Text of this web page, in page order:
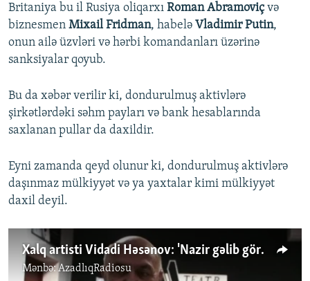
Britaniya bu il Rusiya oliqarxı Roman Abramoviçvə
biznesmen Mixail Fridman, habelə Vladimir Putin,
onun ailə üzvləri və hərbi komandanları üzərinə
sanksiyalar qoyub.
Bu da xəbər verilir ki, dondurulmuş aktivlərə
şirkətlərdəki səhm payları və bank hesablarında
saxlanan pullar da daxildir.
Eyni zamanda qeyd olunur ki, dondurulmuş aktivlərə
daşınmaz mülkiyyət və ya yaxtalar kimi mülkiyyət
daxil deyil.
Xalq artisti Vidadi Həsənov: 'Nazir gəlib görsə ki, aktyorlar necə az maaş alır...'
Mənbə:AzadlıqRadiosu